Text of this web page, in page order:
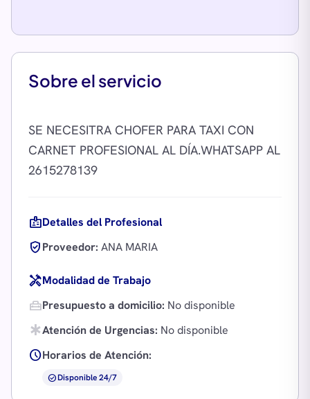
Sobre el servicio
SE NECESITRA CHOFER PARA TAXI CON
CARNET PROFESIONAL AL DÍA.WHATSAPP AL
badgeDetalles del Profesional
verified_userProveedor: ANA MARIA
handymanModalidad de Trabajo
home_repair_servicePresupuesto a domicilio: No disponible
emergencyAtención de Urgencias: No disponible
scheduleHorarios de Atención:
check_circleDisponible 24/7